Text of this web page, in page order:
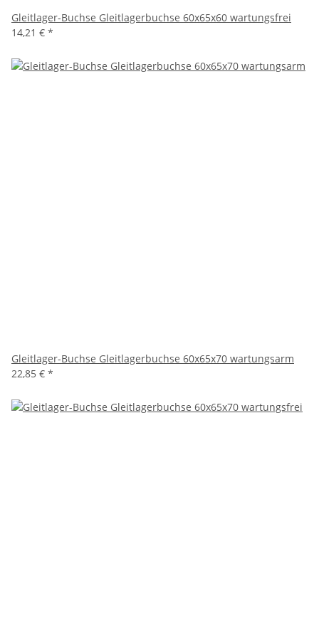
Gleitlager-Buchse Gleitlagerbuchse 60x65x60 wartungsfrei
14,21 € *
Gleitlager-Buchse Gleitlagerbuchse 60x65x70 wartungsarm
22,85 € *